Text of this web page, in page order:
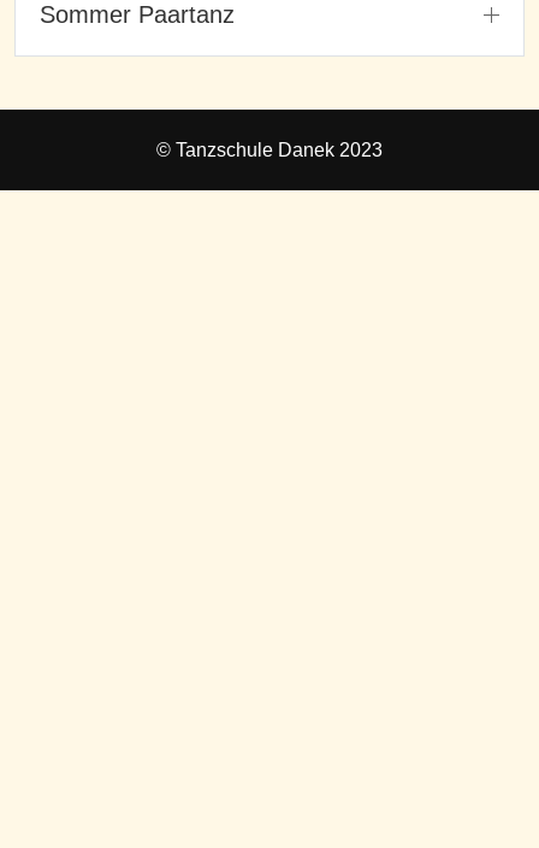
Sommer Paartanz
© Tanzschule Danek 2023